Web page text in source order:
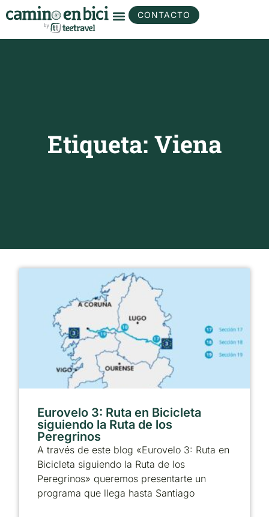
CONTACTO
Etiqueta: Viena
Eurovelo 3: Ruta en Bicicleta
siguiendo la Ruta de los
Peregrinos
A través de este blog «Eurovelo 3: Ruta en
Bicicleta siguiendo la Ruta de los
Peregrinos» queremos presentarte un
programa que llega hasta Santiago